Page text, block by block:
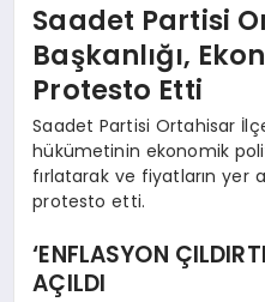
Saadet Partisi
Başkanlığı,
Protesto Etti
Saadet Partisi Ortahisar İlçe
hükümetinin ekonomik
fırlatarak ve fiyatların yer
protesto etti.
‘ENFLASYON
AÇILDI